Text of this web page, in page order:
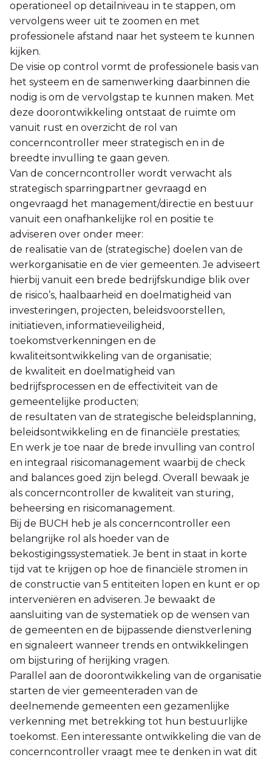
operationeel op detailniveau in te stappen, om
vervolgens weer uit te zoomen en met
professionele afstand naar het systeem te kunnen
kijken.
De visie op control vormt de professionele basis van
het systeem en de samenwerking daarbinnen die
nodig is om de vervolgstap te kunnen maken. Met
deze doorontwikkeling ontstaat de ruimte om
vanuit rust en overzicht de rol van
concerncontroller meer strategisch en in de
breedte invulling te gaan geven.
Van de concerncontroller wordt verwacht als
strategisch sparringpartner gevraagd en
ongevraagd het management/directie en bestuur
vanuit een onafhankelijke rol en positie te
adviseren over onder meer:
de realisatie van de (strategische) doelen van de
werkorganisatie en de vier gemeenten. Je adviseert
hierbij vanuit een brede bedrijfskundige blik over
de risico’s, haalbaarheid en doelmatigheid van
investeringen, projecten, beleidsvoorstellen,
initiatieven, informatieveiligheid,
toekomstverkenningen en de
kwaliteitsontwikkeling van de organisatie;
de kwaliteit en doelmatigheid van
bedrijfsprocessen en de effectiviteit van de
gemeentelijke producten;
de resultaten van de strategische beleidsplanning,
beleidsontwikkeling en de financiële prestaties;
En werk je toe naar de brede invulling van control
en integraal risicomanagement waarbij de check
and balances goed zijn belegd. Overall bewaak je
als concerncontroller de kwaliteit van sturing,
beheersing en risicomanagement.
Bij de BUCH heb je als concerncontroller een
belangrijke rol als hoeder van de
bekostigingssystematiek. Je bent in staat in korte
tijd vat te krijgen op hoe de financiële stromen in
de constructie van 5 entiteiten lopen en kunt er op
interveniëren en adviseren. Je bewaakt de
aansluiting van de systematiek op de wensen van
de gemeenten en de bijpassende dienstverlening
en signaleert wanneer trends en ontwikkelingen
om bijsturing of herijking vragen.
Parallel aan de doorontwikkeling van de organisatie
starten de vier gemeenteraden van de
deelnemende gemeenten een gezamenlijke
verkenning met betrekking tot hun bestuurlijke
toekomst. Een interessante ontwikkeling die van de
concerncontroller vraagt mee te denken in wat dit